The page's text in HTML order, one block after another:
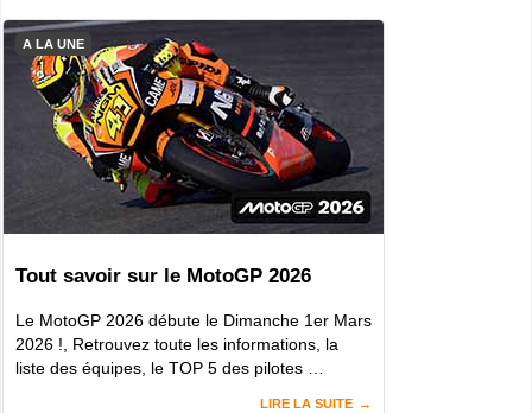
A LA UNE
Tout savoir sur le MotoGP 2026
Le MotoGP 2026 débute le Dimanche 1er Mars
2026 !, Retrouvez toute les informations, la
liste des équipes, le TOP 5 des pilotes …
LIRE LA SUITE